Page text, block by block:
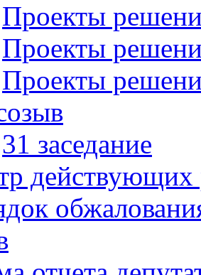
Проекты
Проекты
Проекты
31 заседание